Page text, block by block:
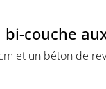
couche
et un béton de